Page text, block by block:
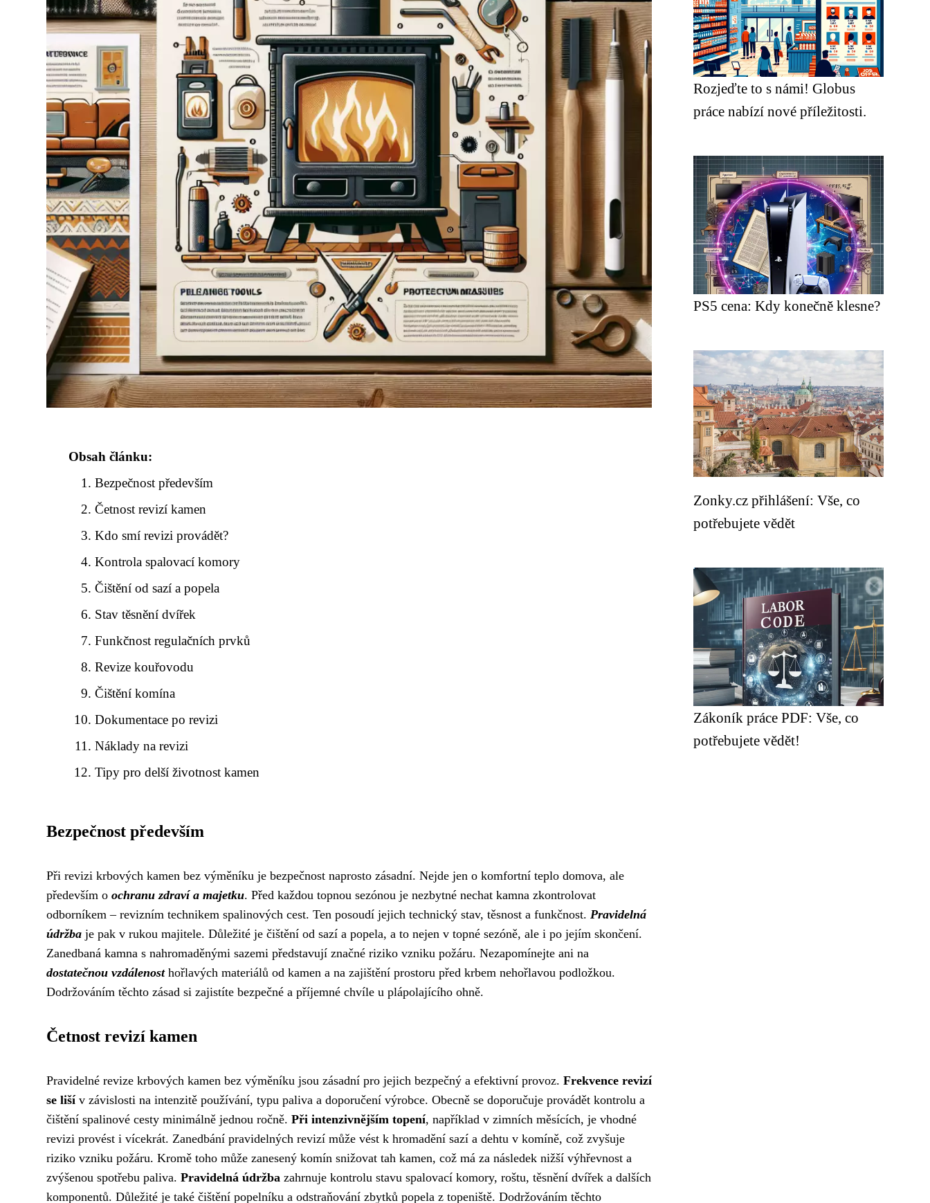
Obsah článku:
Bezpečnost především
Četnost revizí kamen
Kdo smí revizi provádět?
Kontrola spalovací komory
Čištění od sazí a popela
Stav těsnění dvířek
Funkčnost regulačních prvků
Revize kouřovodu
Čištění komína
Dokumentace po revizi
Náklady na revizi
Tipy pro delší životnost kamen
Bezpečnost především
Při revizi krbových kamen bez výměníku je bezpečnost naprosto zásadní. Nejde jen o komfortní teplo domova, ale
především o ochranu zdraví a majetku. Před každou topnou sezónou je nezbytné nechat kamna zkontrolovat
odborníkem – revizním technikem spalinových cest. Ten posoudí jejich technický stav, těsnost a funkčnost. Pravidelná
údržba je pak v rukou majitele. Důležité je čištění od sazí a popela, a to nejen v topné sezóně, ale i po jejím skončení.
Zanedbaná kamna s nahromaděnými sazemi představují značné riziko vzniku požáru. Nezapomínejte ani na
dostatečnou vzdálenosthořlavých materiálů od kamen a na zajištění prostoru před krbem nehořlavou podložkou.
Dodržováním těchto zásad si zajistíte bezpečné a příjemné chvíle u plápolajícího ohně.
Četnost revizí kamen
Pravidelné revize krbových kamen bez výměníku jsou zásadní pro jejich bezpečný a efektivní provoz. Frekvence revizí
se lišív závislosti na intenzitě používání, typu paliva a doporučení výrobce. Obecně se doporučuje provádět kontrolu a
čištění spalinové cesty minimálně jednou ročně. Při intenzivnějším topení, například v zimních měsících, je vhodné
revizi provést i vícekrát. Zanedbání pravidelných revizí může vést k hromadění sazí a dehtu v komíně, což zvyšuje
riziko vzniku požáru. Kromě toho může zanesený komín snižovat tah kamen, což má za následek nižší výhřevnost a
zvýšenou spotřebu paliva. Pravidelná údržba zahrnuje kontrolu stavu spalovací komory, roštu, těsnění dvířek a dalších
komponentů. Důležité je také čištění popelníku a odstraňování zbytků popela z topeniště. Dodržováním těchto
Rozjeďte to s námi! Globus
práce nabízí nové příležitosti.
PS5 cena: Kdy konečně klesne?
Zonky.cz přihlášení: Vše, co
potřebujete vědět
Zákoník práce PDF: Vše, co
potřebujete vědět!